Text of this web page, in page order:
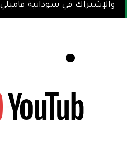
والإشتراك في سودانية فاميلي